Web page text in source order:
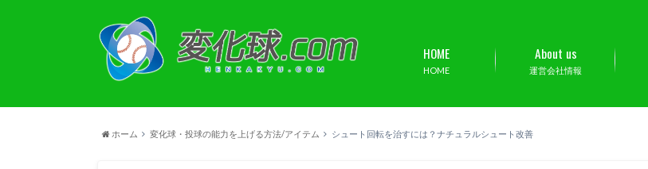
HOME
HOME
運営会社情報
About us
ホーム 変化球・投球の能力を上げる方法/アイテム シュート回転を治すには？ナチュラルシュート改善